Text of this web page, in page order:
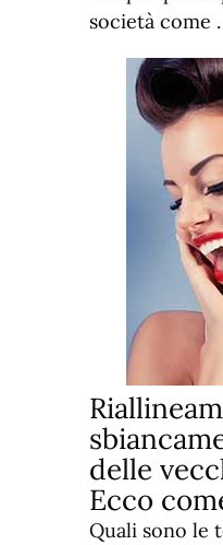
società come
delle
Ecco
Quali sono le